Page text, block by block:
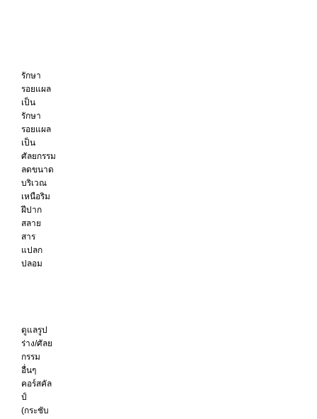
รักษา
รอยแผล
เป็น
รักษา
รอยแผล
เป็น
ศัลยกรรม
ลดขนาด
บริเวณ
เหนือริม
ฝีปาก
สลาย
สาร
แปลก
ปลอม
ดูแลรูป
ร่าง/ศัลย
กรรม
อื่นๆ
คอร์สคัล
ป์
(กระชับ